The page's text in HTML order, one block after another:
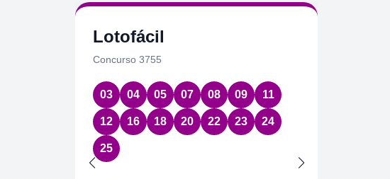
Lotofácil
Concurso 3755
03 04 05 07 08 09 11
12 16 18 20 22 23 24
25